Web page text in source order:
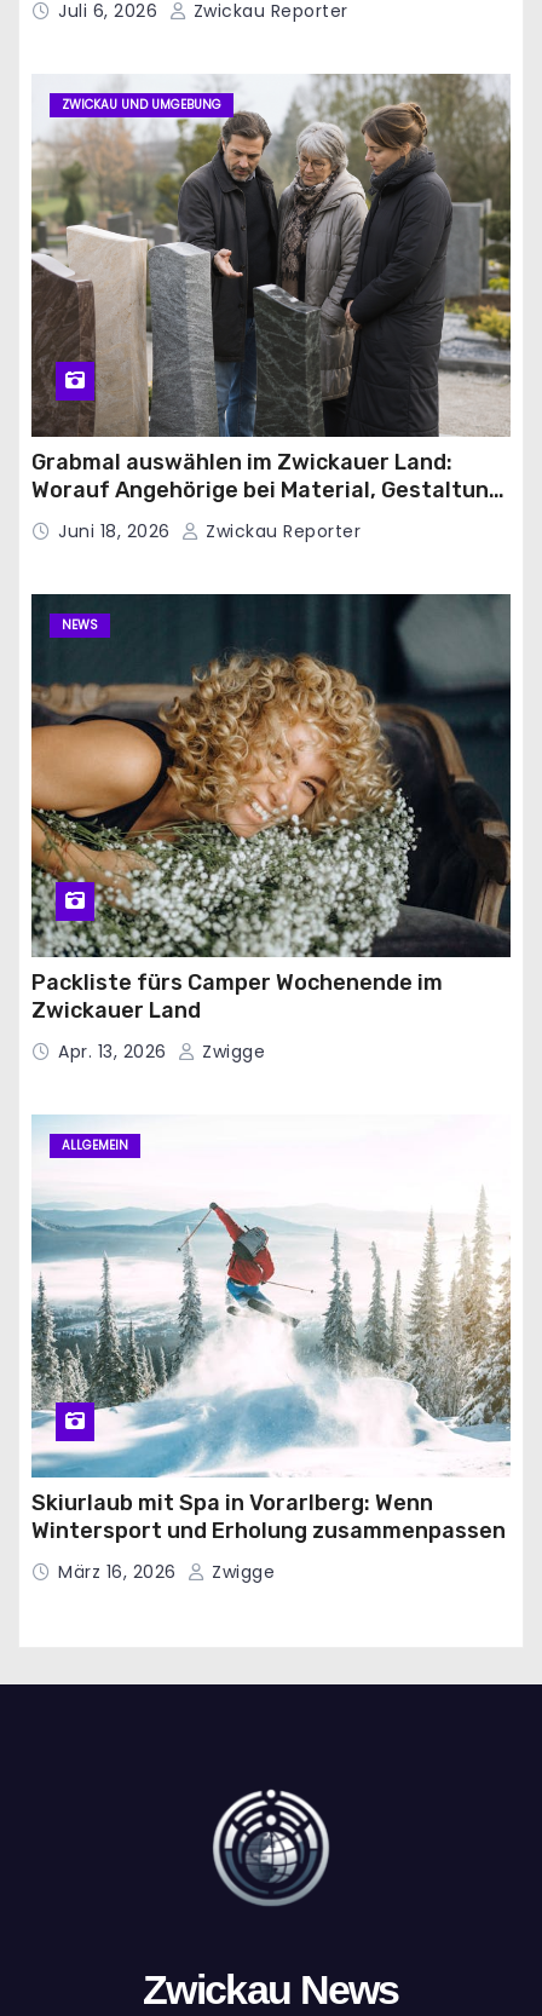
Juli 6, 2026 Zwickau Reporter
ZWICKAU UND UMGEBUNG
Grabmal auswählen im Zwickauer Land:
Worauf Angehörige bei Material, Gestaltung
und Friedhofsvorgaben achten sollten
Juni 18, 2026 Zwickau Reporter
NEWS
Packliste fürs Camper Wochenende im
Zwickauer Land
Apr. 13, 2026 Zwigge
ALLGEMEIN
Skiurlaub mit Spa in Vorarlberg: Wenn
Wintersport und Erholung zusammenpassen
März 16, 2026 Zwigge
Zwickau News